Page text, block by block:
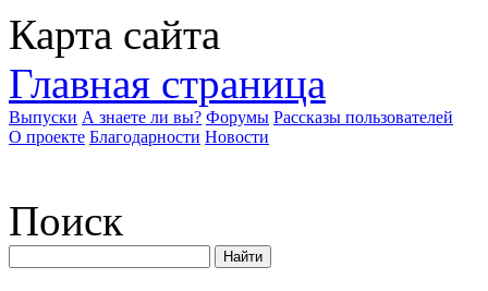
Карта сайта
Главная страница
Выпуски А знаете ли вы? Форумы Рассказы пользователей
О проекте Благодарности Новости
Поиск
Найти